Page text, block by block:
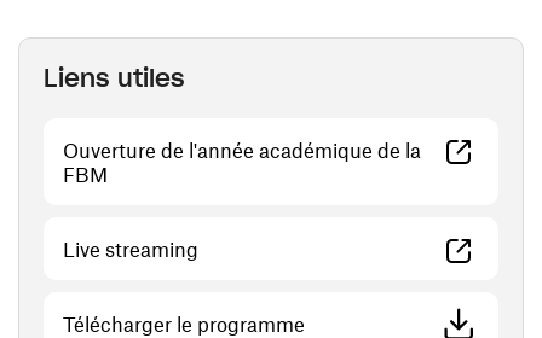
Liens utiles
Ouverture de l'année académique de la
FBM
Live streaming (ouvre une nouvelle fenêtre)
Télécharger le programme (ouvre une nouvelle